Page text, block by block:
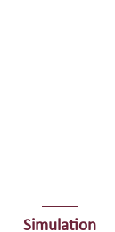
Simulation